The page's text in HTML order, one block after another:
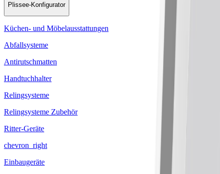
Plissee-Konfigurator
Küchen- und Möbelausstattungen
Abfallsysteme
Antirutschmatten
Handtuchhalter
Relingsysteme
Relingsysteme Zubehör
Ritter-Geräte
chevron_right
Einbaugeräte